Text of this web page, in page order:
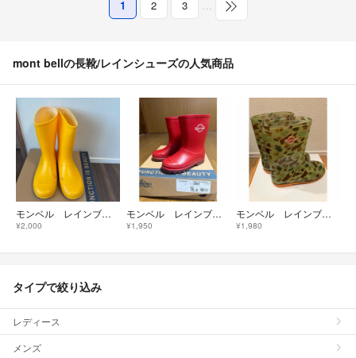
1 2 3 …
mont bellの長靴/レインシューズの人気商品
モンベル レインブーツ黄色23cm
¥2,000
モンベル レインブーツ 16cm
¥1,950
モンベル レインブーツ21cm
¥1,980
タイプで絞り込み
レディース
メンズ